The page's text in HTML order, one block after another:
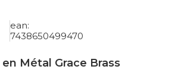
ean:
7438650499470
Métal Grace Brass